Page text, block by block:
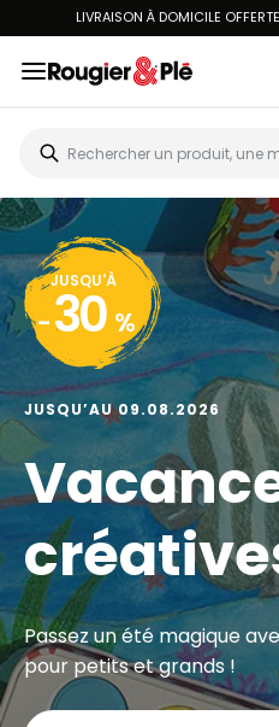
LIVRAISON À DOMICILE
JUSQU'À
- 30 %
JUSQU’AU 09.08.2026
Passez un été magique
pour petits et grands !